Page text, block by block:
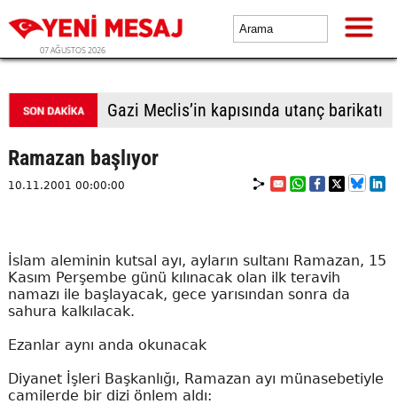
07 AĞUSTOS 2026
Gazi Meclis’in kapısında utanç barikatı
Ramazan başlıyor
10.11.2001 00:00:00
İslam aleminin kutsal ayı, ayların sultanı Ramazan, 15
Kasım Perşembe günü kılınacak olan ilk teravih
namazı ile başlayacak, gece yarısından sonra da
sahura kalkılacak.
Ezanlar aynı anda okunacak
Diyanet İşleri Başkanlığı, Ramazan ayı münasebetiyle
camilerde bir dizi önlem aldı: